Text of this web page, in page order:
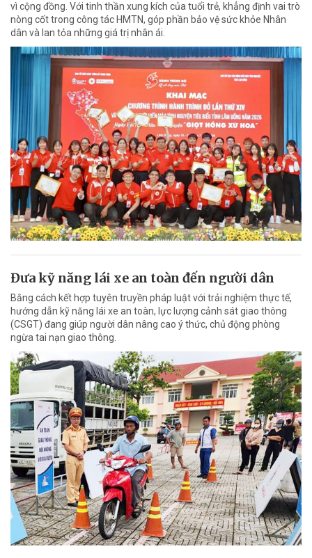
vì cộng đồng. Với tinh thần xung kích của tuổi trẻ, khẳng định vai trò
nòng cốt trong công tác HMTN, góp phần bảo vệ sức khỏe Nhân
dân và lan tỏa những giá trị nhân ái.
Đưa kỹ năng lái xe an toàn đến người dân
Bằng cách kết hợp tuyên truyền pháp luật với trải nghiệm thực tế,
hướng dẫn kỹ năng lái xe an toàn, lực lượng cảnh sát giao thông
(CSGT) đang giúp người dân nâng cao ý thức, chủ động phòng
ngừa tai nạn giao thông.